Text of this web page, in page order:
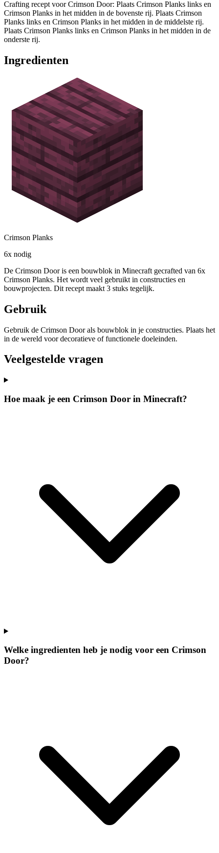
Crafting recept voor Crimson Door: Plaats Crimson Planks links en
Crimson Planks in het midden in de bovenste rij. Plaats Crimson
Planks links en Crimson Planks in het midden in de middelste rij.
Plaats Crimson Planks links en Crimson Planks in het midden in de
onderste rij.
Ingredienten
Crimson Planks
6x nodig
De Crimson Door is een bouwblok in Minecraft gecrafted van 6x
Crimson Planks. Het wordt veel gebruikt in constructies en
bouwprojecten. Dit recept maakt 3 stuks tegelijk.
Gebruik
Gebruik de Crimson Door als bouwblok in je constructies. Plaats het
in de wereld voor decoratieve of functionele doeleinden.
Veelgestelde vragen
Hoe maak je een Crimson Door in Minecraft?
Welke ingredienten heb je nodig voor een Crimson
Door?